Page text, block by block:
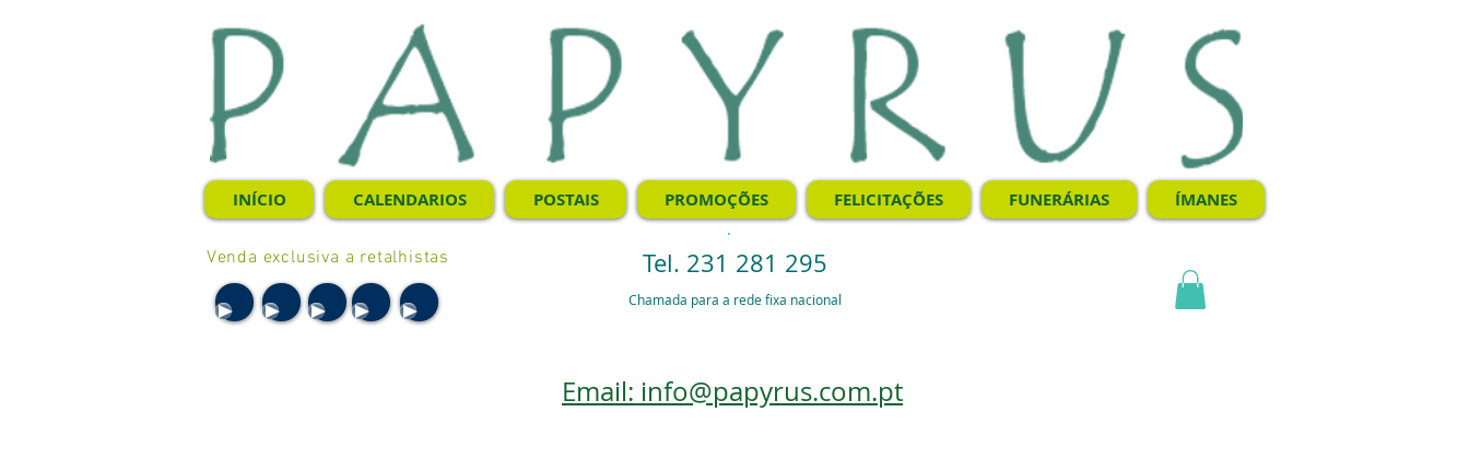
INÍCIO CALENDARIOS POSTAIS PROMOÇÕES FELICITAÇÕES FUNERÁRIAS ÍMANES
.
Venda exclusiva a retalhistas Tel. 231 281 295
Chamada para a rede fixa nacional
Email: info@papyrus.com.pt